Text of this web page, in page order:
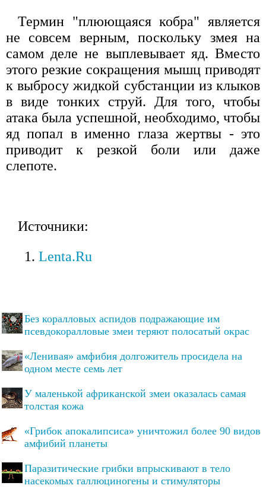
Термин "плюющаяся кобра" является
не совсем верным, поскольку змея на
самом деле не выплевывает яд. Вместо
этого резкие сокращения мышц приводят
к выбросу жидкой субстанции из клыков
в виде тонких струй. Для того, чтобы
атака была успешной, необходимо, чтобы
яд попал в именно глаза жертвы - это
приводит к резкой боли или даже
слепоте.
Источники:
Lenta.Ru
Без коралловых аспидов подражающие им
псевдокоралловые змеи теряют полосатый окрас
«Ленивая» амфибия долгожитель просидела на
одном месте семь лет
У маленькой африканской змеи оказалась самая
толстая кожа
«Грибок апокалипсиса» уничтожил более 90 видов
амфибий планеты
Паразитические грибки впрыскивают в тело
насекомых галлюциногены и стимуляторы